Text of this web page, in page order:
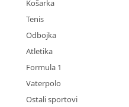
Košarka
Tenis
Odbojka
Atletika
Formula 1
Vaterpolo
Ostali sportovi